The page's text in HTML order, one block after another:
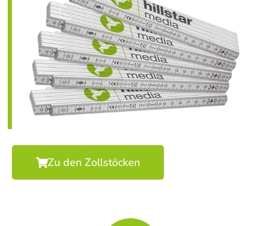
Zu den Zollstöcken